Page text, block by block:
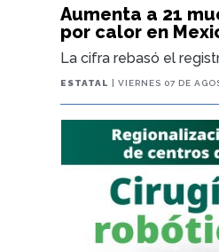
Aumenta a 21
por calor en
La cifra rebasó el
ESTATAL | VIERNES 07 DE